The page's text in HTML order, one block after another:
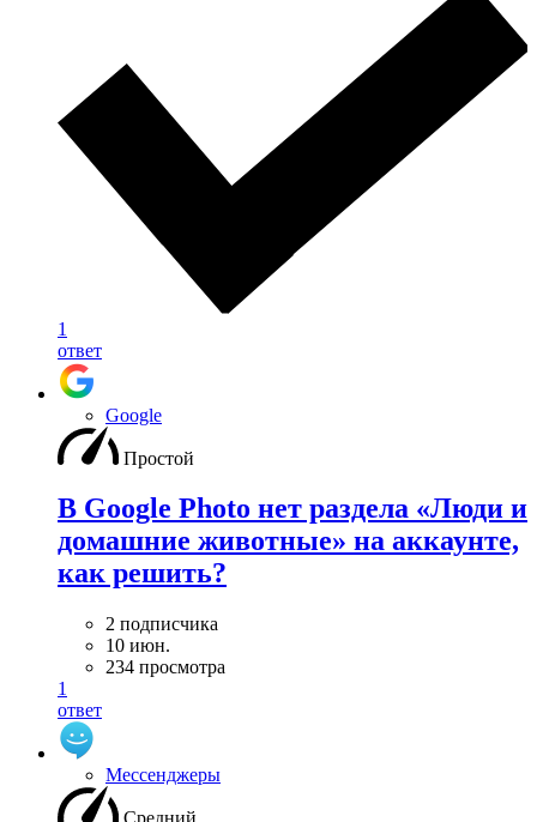
1
ответ
Google
Простой
В Google Photo нет раздела «Люди и
домашние животные» на аккаунте,
как решить?
2 подписчика
10 июн.
234 просмотра
1
ответ
Мессенджеры